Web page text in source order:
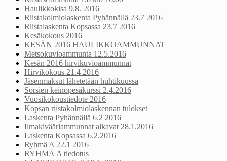
Haulikkokisa 9.8. 2016
Riistakolmiolaskenta Pyhännällä 23.7 2016
Riistalaskenta Kopsassa 23.7 2016
Kesäkokous 2016
KESÄN 2016 HAULIKKOAMMUNNAT
Metsokuvioammunta 12.5.2016
Kesän 2016 hirvikuvioammunnat
Hirvikokous 21.4 2016
Jäsenmaksut lähetetään huhtikuussa
Sorsien keinopesäkurssi 2.4.2016
Vuosikokoustiedote 2016
Kopsan riistakolmiolaskennan tulokset
Laskenta Pyhännällä 6.2 2016
Ilmakivääriammunnat alkavat 28.1.2016
Laskenta Kopsassa 6.2.2016
Ryhmä A 22.1 2016
RYHMÄ A tiedotus